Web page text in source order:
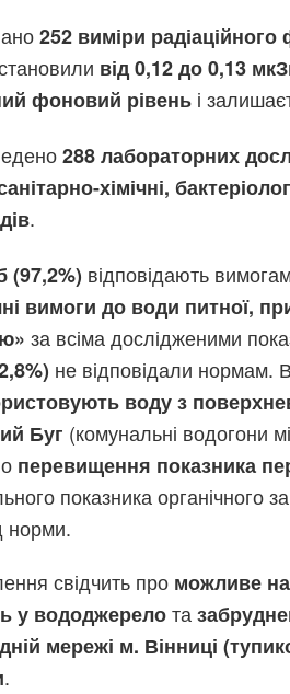
252 виміри
від 0,12 до 0,13
фоновий рівень і
288 лабораторних
хімічні,
.
(97,2%) відповідають
вимоги до води питної,
за всіма дослідженими
не відповідали нормам.
воду з
Буг (комунальні водогони
перевищення показника
показника органічного
норми.
свідчить про можливе
у вододжерелота
мережі м. Вінниці
.